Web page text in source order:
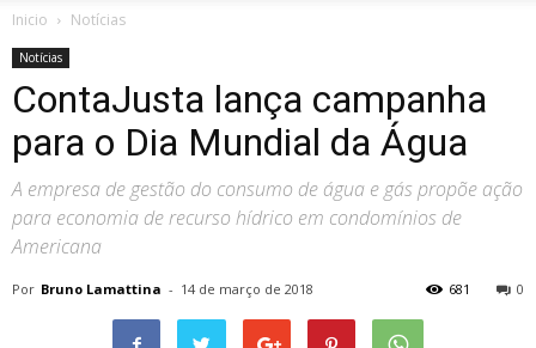
Inicio Notícias
Notícias
ContaJusta lança campanha
para o Dia Mundial da Água
A empresa de gestão do consumo de água e gás propõe ação
para economia de recurso hídrico em condomínios de
Americana
Por Bruno Lamattina - 14 de março de 2018 0
681